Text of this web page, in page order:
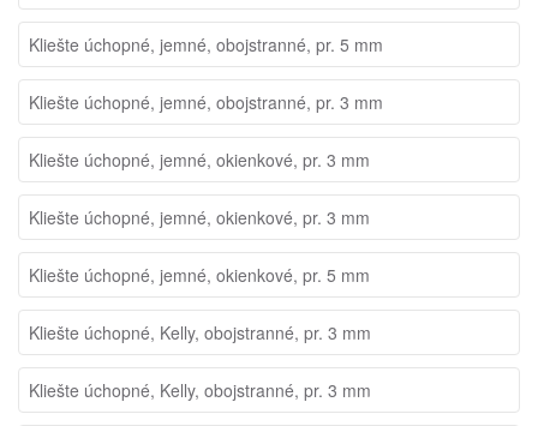
Kliešte úchopné, jemné, obojstranné, pr. 5 mm
Kliešte úchopné, jemné, obojstranné, pr. 3 mm
Kliešte úchopné, jemné, okienkové, pr. 3 mm
Kliešte úchopné, jemné, okienkové, pr. 3 mm
Kliešte úchopné, jemné, okienkové, pr. 5 mm
Kliešte úchopné, Kelly, obojstranné, pr. 3 mm
Kliešte úchopné, Kelly, obojstranné, pr. 3 mm